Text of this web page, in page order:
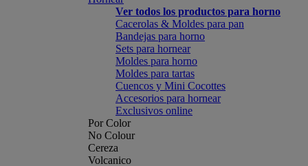
Ver todos los productos para horno
Cacerolas & Moldes para pan
Bandejas para horno
Sets para hornear
Moldes para horno
Moldes para tartas
Cuencos y Mini Cocottes
Accesorios para hornear
Exclusivos online
Por Color
No Colour
Cereza
Volcanico